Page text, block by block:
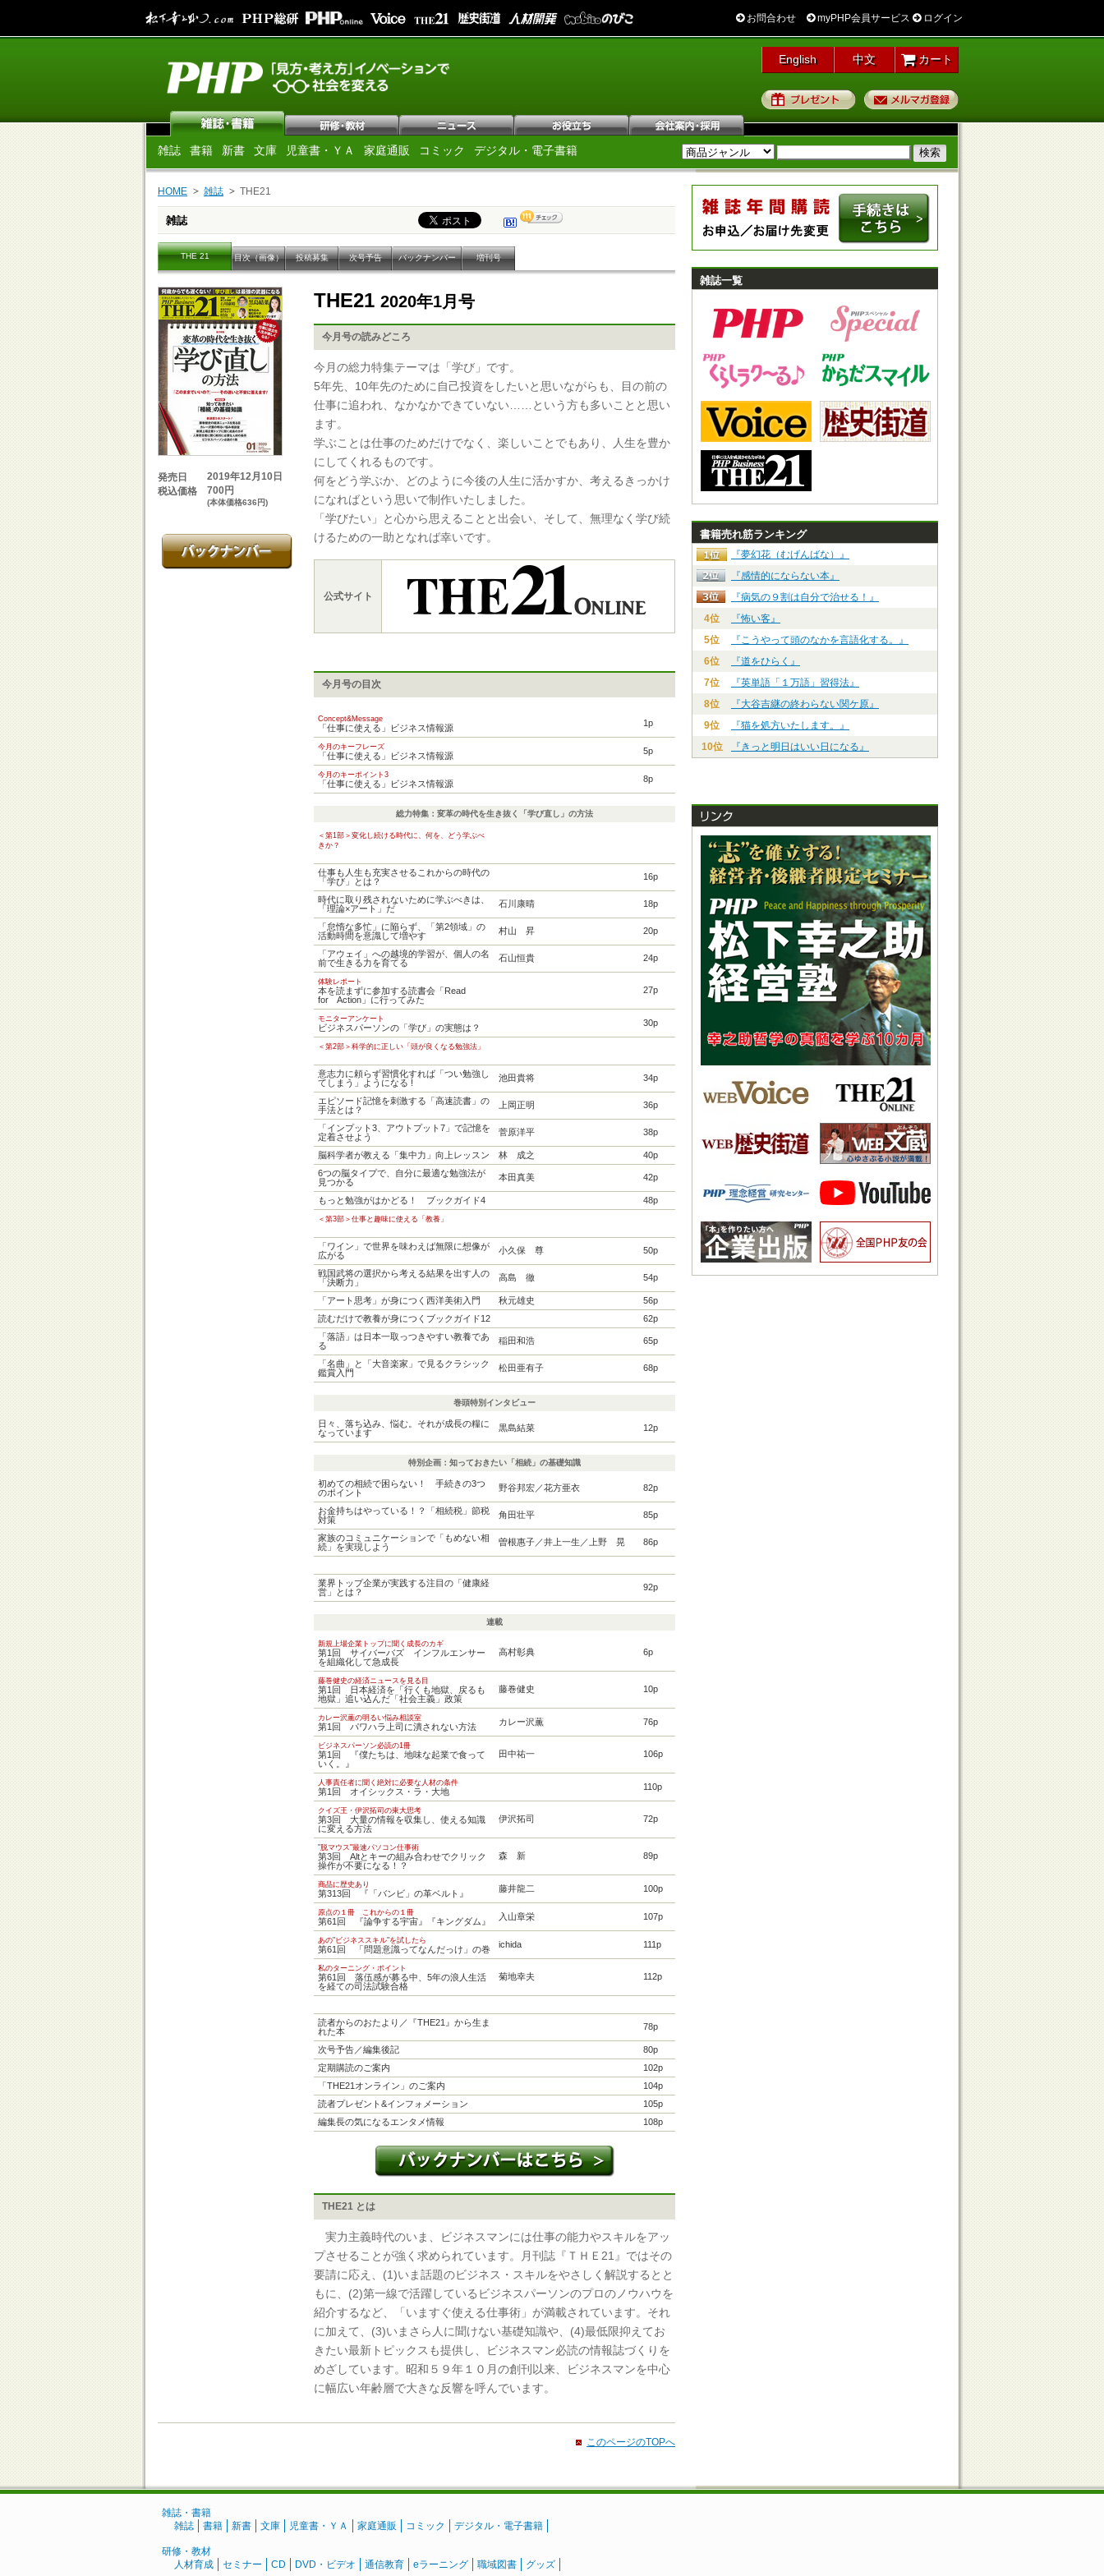
お問合わせ myPHP会員サービス ログイン
English 中文 カート
プレゼント
雑誌 書籍 新書 文庫 児童書・ＹＡ 家庭通販 コミック デジタル・電子書籍
HOME 雑誌 THE21
雑誌
THE 21 目次（画像） 投稿募集 次号予告 バックナンバー 増刊号
発売日
2019年12月10日
税込価格
700円
(本体価格636円)
THE21 2020年1月号
今月号の読みどころ
今月の総力特集テーマは「学び」です。
5年先、10年先のために自己投資をしたいと思いながらも、目の前の
仕事に追われ、なかなかできていない……という方も多いことと思い
ます。
学ぶことは仕事のためだけでなく、楽しいことでもあり、人生を豊か
にしてくれるものです。
何をどう学ぶか、どのように今後の人生に活かすか、考えるきっかけ
になればという思いで制作いたしました。
「学びたい」と心から思えることと出会い、そして、無理なく学び続
けるための一助となれば幸いです。
公式サイト
今月号の目次
Concept&Message
「仕事に使える」ビジネス情報源 1p
今月のキーフレーズ
「仕事に使える」ビジネス情報源 5p
今月のキーポイント3
「仕事に使える」ビジネス情報源 8p
総力特集：変革の時代を生き抜く「学び直し」の方法
＜第1部＞変化し続ける時代に、何を、どう学ぶべ
きか？
仕事も人生も充実させるこれからの時代の
「学び」とは？
16p
時代に取り残されないために学ぶべきは、
「理論×アート」だ
石川康晴 18p
「怠惰な多忙」に陥らず、「第2領域」の
活動時間を意識して増やす
村山 昇 20p
「アウェイ」への越境的学習が、個人の名
前で生きる力を育てる
石山恒貴 24p
体験レポート
本を読まずに参加する読書会「Read
for Action」に行ってみた
27p
モニターアンケート
ビジネスパーソンの「学び」の実態は？ 30p
＜第2部＞科学的に正しい「頭が良くなる勉強法」
意志力に頼らず習慣化すれば「つい勉強し
てしまう」ようになる !
池田貴将 34p
エピソード記憶を刺激する「高速読書」の
手法とは？
上岡正明 36p
「インプット3、アウトプット7」で記憶を
定着させよう
菅原洋平 38p
脳科学者が教える「集中力」向上レッスン 林 成之
40p
6つの脳タイプで、自分に最適な勉強法が
見つかる
本田真美 42p
もっと勉強がはかどる！ ブックガイド4 48p
＜第3部＞仕事と趣味に使える「教養」
「ワイン」で世界を味わえば無限に想像が
広がる
小久保 尊 50p
戦国武将の選択から考える結果を出す人の
「決断力」
高島 徹 54p
「アート思考」が身につく西洋美術入門 秋元雄史
56p
読むだけで教養が身につくブックガイド12
62p
「落語」は日本一取っつきやすい教養であ
る
稲田和浩 65p
「名曲」と「大音楽家」で見るクラシック
鑑賞入門
松田亜有子 68p
巻頭特別インタビュー
日々、落ち込み、悩む。それが成長の糧に
なっています
黒島結菜 12p
特別企画：知っておきたい「相続」の基礎知識
初めての相続で困らない！ 手続きの3つ
のポイント
野谷邦宏／花方亜衣 82p
お金持ちはやっている！？「相続税」節税
対策
角田壮平 85p
家族のコミュニケーションで「もめない相
続」を実現しよう
曽根惠子／井上一生／上野 晃 86p
業界トップ企業が実践する注目の「健康経
営」とは？
92p
連載
新規上場企業トップに聞く成長のカギ
第1回 サイバーバズ インフルエンサー
を組織化して急成長
高村彰典 6p
藤巻健史の経済ニュースを見る目
第1回 日本経済を「行くも地獄、戻るも
地獄」追い込んだ「社会主義」政策
藤巻健史 10p
カレー沢薫の明るい悩み相談室
第1回 パワハラ上司に潰されない方法 カレー沢薫 76p
ビジネスパーソン必読の1冊
第1回 『僕たちは、地味な起業で食って
いく。』
田中祐一 106p
人事責任者に聞く絶対に必要な人材の条件
第1回 オイシックス・ラ・大地 110p
クイズ王・伊沢拓司の東大思考
第3回 大量の情報を収集し、使える知識
に変える方法
伊沢拓司 72p
"脱マウス"最速パソコン仕事術
第3回 Altとキーの組み合わせでクリック
操作が不要になる！？
森 新 89p
商品に歴史あり
第313回 『「バンビ」の革ベルト』 藤井龍二 100p
原点の１冊 これからの１冊
第61回 『論争する宇宙』『キングダム』 入山章栄 107p
あの"ビジネススキル"を試したら
第61回 「問題意識ってなんだっけ」の巻 ichida 111p
私のターニング・ポイント
第61回 落伍感が募る中、5年の浪人生活
を経ての司法試験合格
菊地幸夫 112p
読者からのおたより／『THE21』から生ま
れた本
78p
次号予告／編集後記
80p
定期購読のご案内
102p
「THE21オンライン」のご案内
104p
読者プレゼント&インフォメーション
105p
編集長の気になるエンタメ情報
108p
THE21 とは
実力主義時代のいま、ビジネスマンには仕事の能力やスキルをアッ
プさせることが強く求められています。月刊誌『ＴＨＥ21』ではその
要請に応え、(1)いま話題のビジネス・スキルをやさしく解説するとと
もに、(2)第一線で活躍しているビジネスパーソンのプロのノウハウを
紹介するなど、「いますぐ使える仕事術」が満載されています。それ
に加えて、(3)いまさら人に聞けない基礎知識や、(4)最低限抑えてお
きたい最新トピックスも提供し、ビジネスマン必読の情報誌づくりを
めざしています。昭和５９年１０月の創刊以来、ビジネスマンを中心
に幅広い年齢層で大きな反響を呼んでいます。
このページのTOPへ
雑誌一覧
書籍売れ筋ランキング
『夢幻花（むげんばな）』
『感情的にならない本』
『病気の９割は自分で治せる！』
4位
『怖い客』
5位
『こうやって頭のなかを言語化する。』
6位
『道をひらく』
7位
『英単語「１万語」習得法』
8位
『大谷吉継の終わらない関ケ原』
9位
『猫を処方いたします。』
10位
『きっと明日はいい日になる』
雑誌・書籍
雑誌
書籍 新書 文庫 児童書・ＹＡ 家庭通販 コミック デジタル・電子書籍
研修・教材
人材育成
セミナー CD DVD・ビデオ 通信教育 eラーニング 職域図書 グッズ